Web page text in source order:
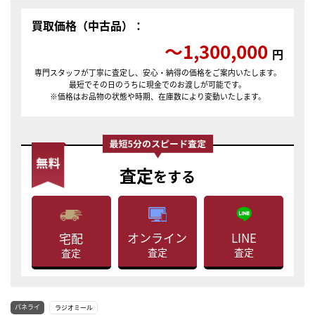
買取価格（中古品）：
〜1,300,000 円
専門スタッフが丁寧に査定し、安心・納得の価格をご案内いたします。
最短でその日のうちに現金でのお渡しが可能です。
※価格はお品物の状態や時期、在庫数により変動いたします。
査定をする
宅配
査定
オンライン
査定
LINE
査定
パネライ ラジオミール